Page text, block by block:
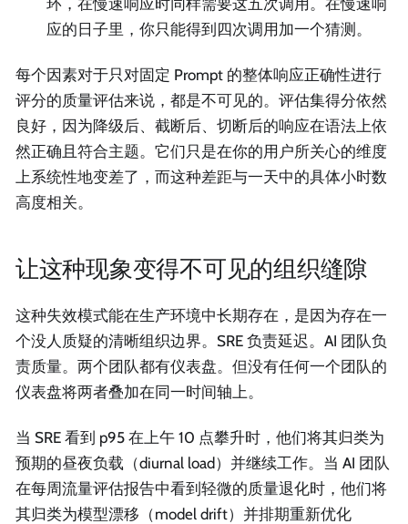
环，在慢速响应时同样需要这五次调用。在慢速响
应的日子里，你只能得到四次调用加一个猜测。
每个因素对于只对固定 Prompt 的整体响应正确性进行
评分的质量评估来说，都是不可见的。评估集得分依然
良好，因为降级后、截断后、切断后的响应在语法上依
然正确且符合主题。它们只是在你的用户所关心的维度
上系统性地变差了，而这种差距与一天中的具体小时数
高度相关。
让这种现象变得不可见的组织缝隙
这种失效模式能在生产环境中长期存在，是因为存在一
个没人质疑的清晰组织边界。SRE 负责延迟。AI 团队负
责质量。两个团队都有仪表盘。但没有任何一个团队的
仪表盘将两者叠加在同一时间轴上。
当 SRE 看到 p95 在上午 10 点攀升时，他们将其归类为
预期的昼夜负载（diurnal load）并继续工作。当 AI 团队
在每周流量评估报告中看到轻微的质量退化时，他们将
其归类为模型漂移（model drift）并排期重新优化